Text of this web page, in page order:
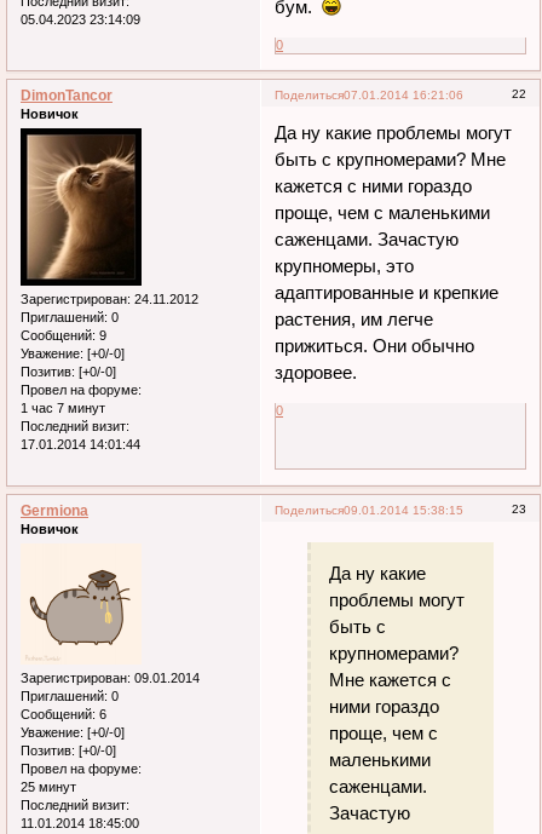
05.04.2023 23:14:09
бум.
0
Поделиться 22
07.01.2014 16:21:06
DimonTancor
Новичок
Зарегистрирован: 24.11.2012
Приглашений: 0
Сообщений: 9
Уважение: [+0/-0]
Позитив: [+0/-0]
Провел на форуме:
1 час 7 минут
Последний визит:
17.01.2014 14:01:44
Да ну какие проблемы могут
быть с крупномерами? Мне
кажется с ними гораздо
проще, чем с маленькими
саженцами. Зачастую
крупномеры, это
адаптированные и крепкие
растения, им легче
прижиться. Они обычно
здоровее.
0
Поделиться 23
09.01.2014 15:38:15
Germiona
Новичок
Зарегистрирован: 09.01.2014
Приглашений: 0
Сообщений: 6
Уважение: [+0/-0]
Позитив: [+0/-0]
Провел на форуме:
25 минут
Последний визит:
11.01.2014 18:45:00
Да ну какие
проблемы могут
быть с
крупномерами?
Мне кажется с
ними гораздо
проще, чем с
маленькими
саженцами.
Зачастую